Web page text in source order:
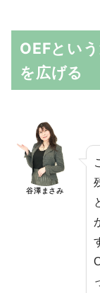
OEFとい
を広げる
谷澤まさみ